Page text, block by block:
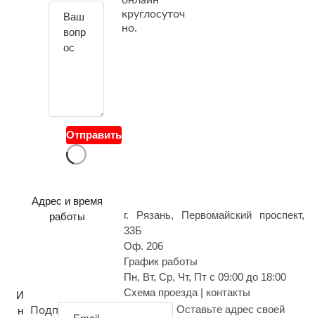
с
Отправить
круглосуточ
но.
Адрес и время
работы
г. Рязань, Первомайский проспект,
33Б
Оф. 206
График работы
Пн, Вт, Ср, Чт, Пт с 09:00 до 18:00
Схема проезда | контакты
И
н
Подп
Оставьте адрес своей